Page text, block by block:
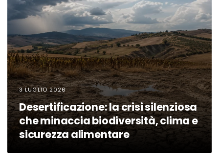
3 LUGLIO 2026
Desertificazione: la crisi silenziosa
che minaccia biodiversità, clima e
sicurezza alimentare